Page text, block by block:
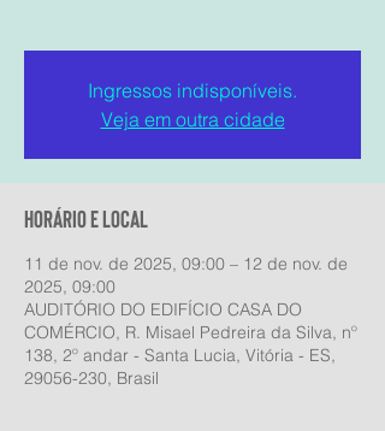
Ingressos indisponíveis.
Veja em outra cidade
Horário e local
11 de nov. de 2025, 09:00 – 12 de nov. de
2025, 09:00
AUDITÓRIO DO EDIFÍCIO CASA DO
COMÉRCIO, R. Misael Pedreira da Silva, nº
138, 2º andar - Santa Lucia, Vitória - ES,
29056-230, Brasil